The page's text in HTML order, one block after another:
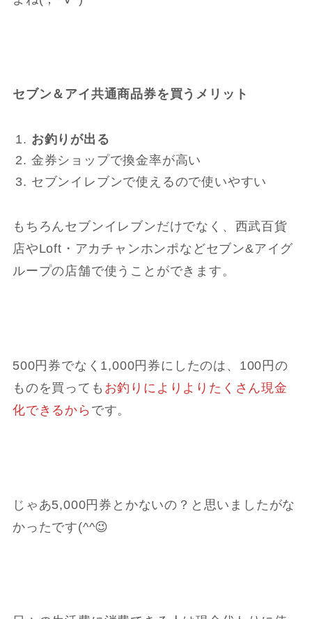
セブン＆アイ共通商品券を買うメリット
お釣りが出る
金券ショップで換金率が高い
セブンイレブンで使えるので使いやすい
もちろんセブンイレブンだけでなく、西武百貨
店やLoft・アカチャンホンポなどセブン&アイグ
ループの店舗で使うことができます。
500円券でなく1,000円券にしたのは、100円の
ものを買っても お釣りによりよりたくさん現金
化できるから です。
じゃあ5,000円券とかないの？と思いましたがな
かったです(^^😉